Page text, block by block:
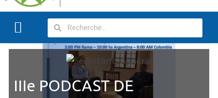
IIIe PODCAST DE